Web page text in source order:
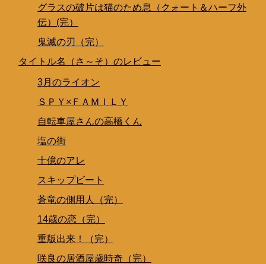
グラスの破片は猫のため息（クォート＆ハーフ外
伝）(完）
鬼滅の刃（完）
タイトル名（さ～そ）のレビュー
3月のライオン
ＳＰＹ×ＦＡＭＩＬＹ
自転車屋さんの高橋くん
塩の街
十億のアレ
スキップビート
蒼竜の側用人（完）
14歳の恋（完）
重版出来！（完）
咲良の居酒屋歳時奇（完）